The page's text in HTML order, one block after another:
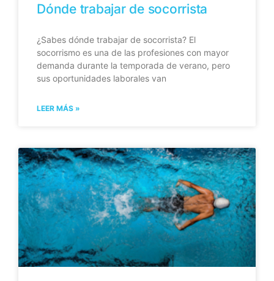
Dónde trabajar de socorrista
¿Sabes dónde trabajar de socorrista? El
socorrismo es una de las profesiones con mayor
demanda durante la temporada de verano, pero
sus oportunidades laborales van
LEER MÁS »